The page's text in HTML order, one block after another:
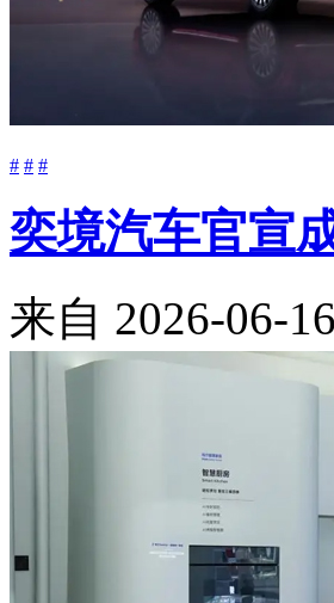
# # #
奕境汽车官宣
来自 2026-06-16